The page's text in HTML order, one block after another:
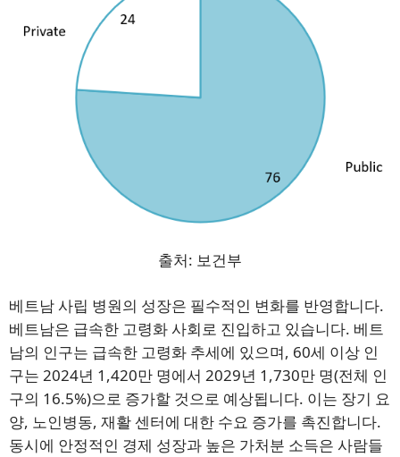
출처: 보건부
베트남 사립 병원의 성장은 필수적인 변화를 반영합니다.
베트남은 급속한 고령화 사회로 진입하고 있습니다. 베트
남의 인구는 급속한 고령화 추세에 있으며, 60세 이상 인
구는 2024년 1,420만 명에서 2029년 1,730만 명(전체 인
구의 16.5%)으로 증가할 것으로 예상됩니다. 이는 장기 요
양, 노인병동, 재활 센터에 대한 수요 증가를 촉진합니다.
동시에 안정적인 경제 성장과 높은 가처분 소득은 사람들